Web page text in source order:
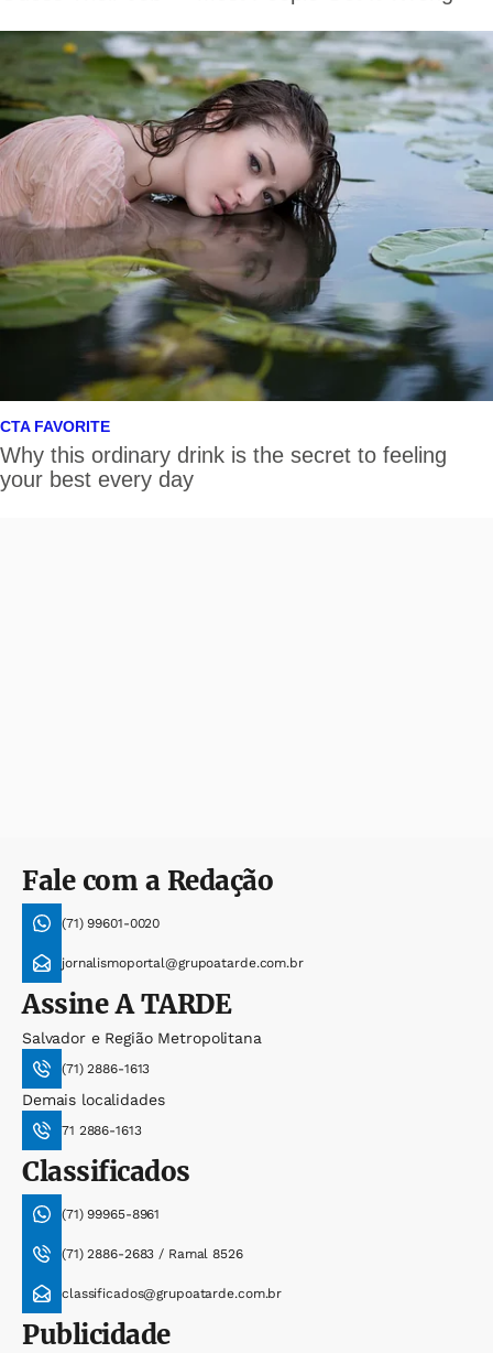
Fale com a Redação
(71) 99601-0020
jornalismoportal@grupoatarde.com.br
AssineA TARDE
Salvador e Região Metropolitana
(71) 2886-1613
Demais localidades
71 2886-1613
Classificados
(71) 99965-8961
(71) 2886-2683 / Ramal 8526
classificados@grupoatarde.com.br
Publicidade